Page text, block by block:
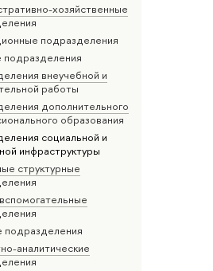
хозяйственные
подразделения
подразделения
внеучебной и
работы
дополнительного
образования
социальной и
инфраструктуры
структурные
подразделения
аналитические